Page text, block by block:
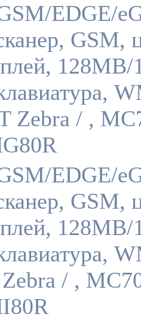
EDGE/
GSM,
128MB/
Zebra / ,
EDGE/
GSM,
128MB/
/ ,